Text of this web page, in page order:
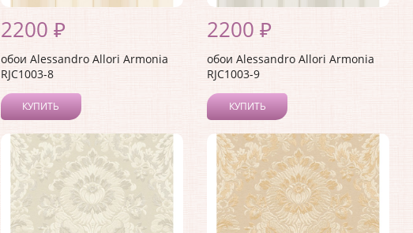
2200 ₽
обои Alessandro Allori Armonia
RJC1003-8
КУПИТЬ
2200 ₽
обои Alessandro Allori Armonia
RJC1003-9
КУПИТЬ